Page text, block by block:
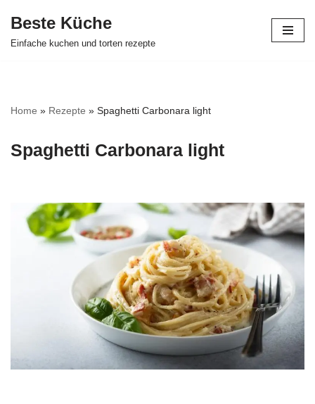
Zum
Beste Küche
Einfache kuchen und torten rezepte
Home » Rezepte » Spaghetti Carbonara light
Spaghetti Carbonara light